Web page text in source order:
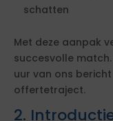
schatten
Met deze aanpak
succesvolle
uur van ons
offertetraject.
2.